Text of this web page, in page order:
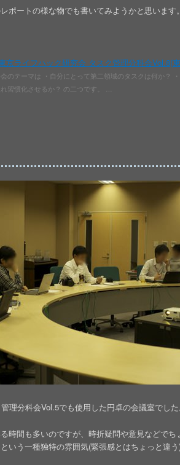
ポートの様な物でも書いてみようかと思います。
京ライフハック研究会 タスク管理分科会Vol.8(
のテーマは ・自分にとって第二領域のタスクは何か？
習慣化させるか？ の二つです。 …
理分科会Vol.5でも使用した円卓の会議室でした
時間も多いのですが、時折疑問や意見などで
いう一種独特の雰囲気(緊張感とはちょっと違